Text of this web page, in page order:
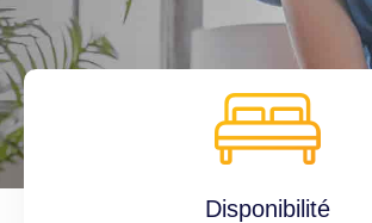
Disponibilité